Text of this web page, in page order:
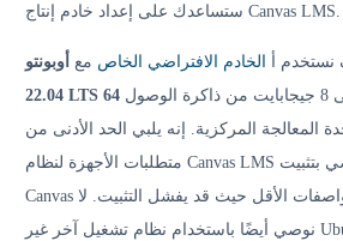
ستساعدك على إعداد خادم إنتاج Canvas LMS.
أ الخادم الافتراضي الخاص مع أوبونتو
. يحتوي الخادم على 8 جيجابايت من ذاكرة الوصول
4 نوى لوحدة المعالجة المركزية. إنه يلبي الحد الأدنى من
متطلبات الأجهزة لنظام Canvas LMS مفتوح المصدر. لا نوصي بتثبيت
Canvas على الأجهزة ذات المواصفات الأقل حيث قد يفشل التثبيت. لا
نوصي أيضًا باستخدام نظام تشغيل آخر غير Ubuntu. تثبيت Canvas LMS